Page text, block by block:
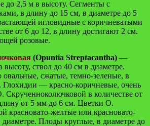
до 2,5 м в высоту. Сегменты с
в длину до 15 см, в диаметре до 5
игловидные с коричневатыми
от 6 до 12, в длину достигают 2 см.
розовые.
(Opuntia Streptacantha) —
высоту, ствол до 40 см в диаметре.
сжатые, темно-зеленые, в
Глохидии — красно-коричневые, очень
Скрученноколючковой в количестве от
от 5 мм до 6 см. Цветки О.
красновато-желтые или красновато-
Плоды круглые, в диаметре до